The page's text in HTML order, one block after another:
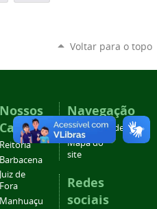
Voltar para o topo
Nossos
Campi
Reitoria
Barbacena
Juiz de
Fora
Manhuaçu
Navegação
Acessibilidade
Mapa do
site
Redes
sociais